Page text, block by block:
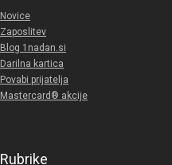
Novice
Zaposlitev
Blog 1nadan.si
Darilna kartica
Povabi prijatelja
Mastercard® akcije
Rubrike